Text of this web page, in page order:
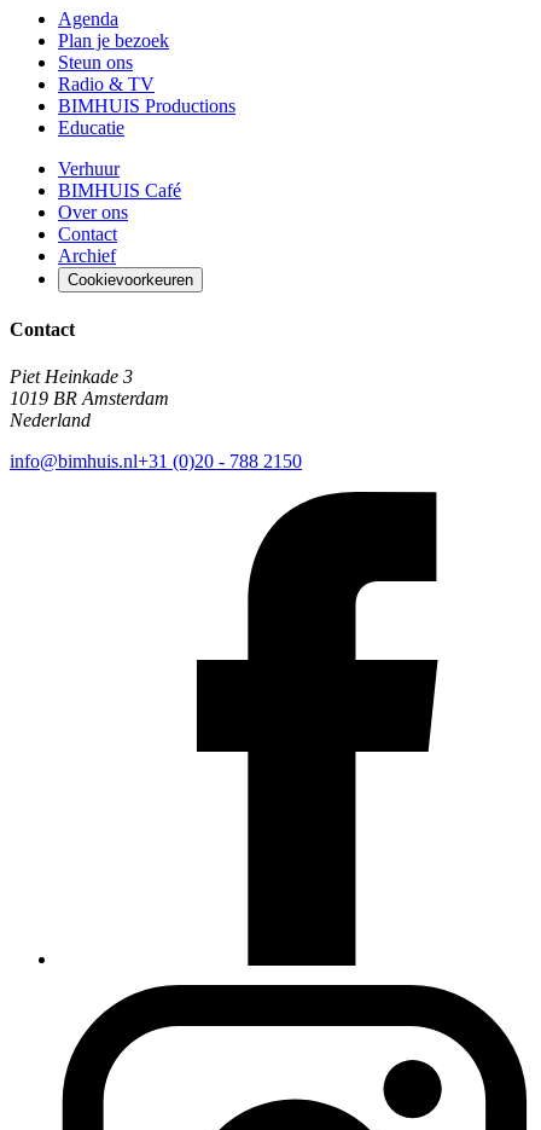
Agenda
Plan je bezoek
Steun ons
Radio & TV
BIMHUIS Productions
Educatie
Verhuur
BIMHUIS Café
Over ons
Contact
Archief
Cookievoorkeuren
Contact
Piet Heinkade 3
1019 BR Amsterdam
Nederland
info@bimhuis.nl+31 (0)20 - 788 2150